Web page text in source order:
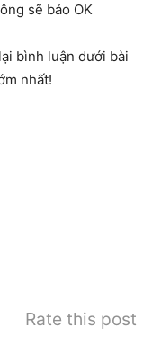
sẽ báo OK
bình luận dưới bài
nhất!
Rate this post